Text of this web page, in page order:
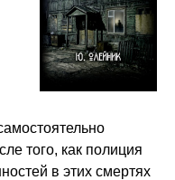
того, как полиция
в этих смертях